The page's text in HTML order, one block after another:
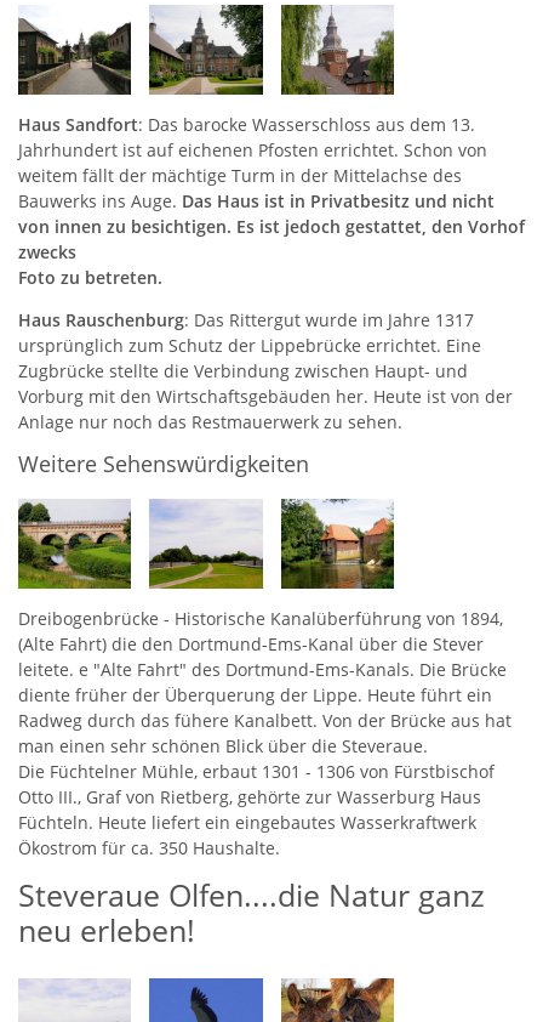
Haus Sandfort: Das barocke Wasserschloss aus dem 13.
Jahrhundert ist auf eichenen Pfosten errichtet. Schon von
weitem fällt der mächtige Turm in der Mittelachse des
Bauwerks ins Auge. Das Haus ist in Privatbesitz und nicht
von innen zu besichtigen. Es ist jedoch gestattet, den Vorhof
zwecks
Foto zu betreten.
Haus Rauschenburg: Das Rittergut wurde im Jahre 1317
ursprünglich zum Schutz der Lippebrücke errichtet. Eine
Zugbrücke stellte die Verbindung zwischen Haupt- und
Vorburg mit den Wirtschaftsgebäuden her. Heute ist von der
Anlage nur noch das Restmauerwerk zu sehen.
Weitere Sehenswürdigkeiten
Dreibogenbrücke - Historische Kanalüberführung von 1894,
(Alte Fahrt) die den Dortmund-Ems-Kanal über die Stever
leitete. e "Alte Fahrt" des Dortmund-Ems-Kanals. Die Brücke
diente früher der Überquerung der Lippe. Heute führt ein
Radweg durch das fühere Kanalbett. Von der Brücke aus hat
man einen sehr schönen Blick über die Steveraue.
Die Füchtelner Mühle, erbaut 1301 - 1306 von Fürstbischof
Otto III., Graf von Rietberg, gehörte zur Wasserburg Haus
Füchteln. Heute liefert ein eingebautes Wasserkraftwerk
Ökostrom für ca. 350 Haushalte.
Steveraue Olfen....die Natur ganz
neu erleben!